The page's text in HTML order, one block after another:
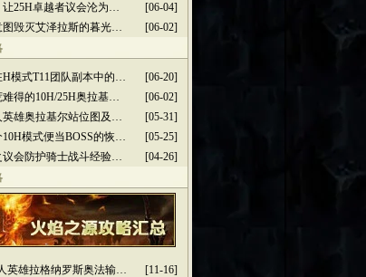
[06-04]
让25H卓越者议会沦为…
[06-02]
图毁灭艾泽拉斯的暮光…
[06-20]
H模式T11团队副本中的…
[06-02]
难得的10H/25H奥拉基…
[05-31]
英雄奥拉基尔站位图及…
[05-25]
10H模式便当BOSS的恢…
[04-26]
议会防护骑士战斗经验…
[11-16]
英雄拉格纳罗斯奥法输…